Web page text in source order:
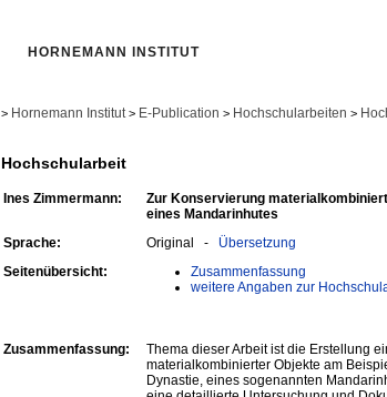
HORNEMANN INSTITUT
> Hornemann Institut > E-Publication > Hochschularbeiten >
Hochschularbeit
Ines Zimmermann:
Zur Konservierung
eines Mandarinhutes
Sprache: Original - Übersetzung
Seitenübersicht:
Zusammenfassung
weitere Angaben zur
Zusammenfassung:
Thema dieser Arbeit ist die Erstellung
materialkombinierter Objekte am
Dynastie, eines sogenannten